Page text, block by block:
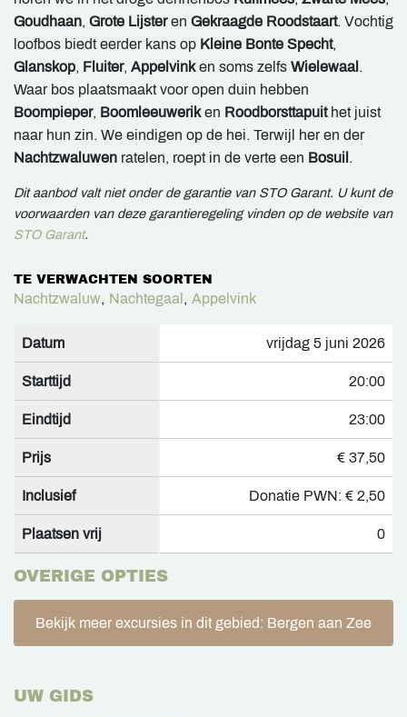
Goudhaan, Grote Lijsteren Gekraagde Roodstaart. Vochtig
loofbos biedt eerder kans op Kleine Bonte Specht,
Glanskop, Fluiter, Appelvinken soms zelfs Wielewaal .
Waar bos plaatsmaakt voor open duin hebben
Boompieper, Boomleeuweriken Roodborsttapuithet juist
naar hun zin. We eindigen op de hei. Terwijl her en der
Nachtzwaluwen ratelen, roept in de verte een Bosuil .
Dit aanbod valt niet onder de garantie van STO Garant. U kunt de
voorwaarden van deze garantieregeling vinden op de website van
STO Garant.
TE VERWACHTEN SOORTEN
Nachtzwaluw, Nachtegaal , Appelvink
Datum vrijdag 5 juni 2026
Starttijd 20:00
Eindtijd 23:00
Prijs € 37,50
Inclusief Donatie PWN: € 2,50
Plaatsen vrij 0
OVERIGE OPTIES
Bekijk meer excursies in dit gebied: Bergen aan Zee
UW GIDS